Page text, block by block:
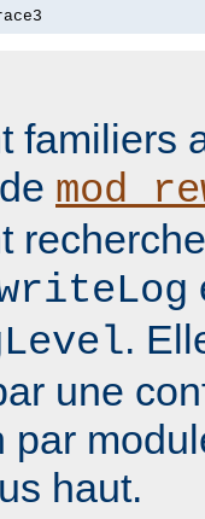
familiers
.
une
par
haut.